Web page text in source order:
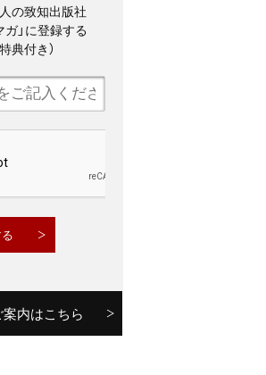
の致知出版社
」に登録する
典付き）
内はこちら